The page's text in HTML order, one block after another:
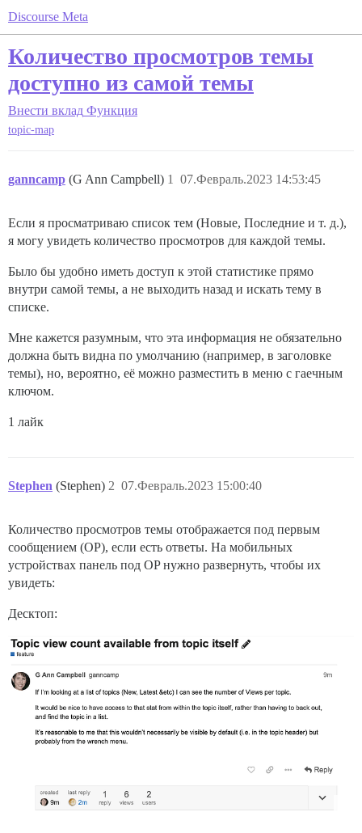
Discourse Meta
Количество просмотров темы
доступно из самой темы
Внести вклад Функция
topic-map
ganncamp (G Ann Campbell) 07.Февраль.2023 14:53:45
1
Если я просматриваю список тем (Новые, Последние и т. д.),
я могу увидеть количество просмотров для каждой темы.
Было бы удобно иметь доступ к этой статистике прямо
внутри самой темы, а не выходить назад и искать тему в
списке.
Мне кажется разумным, что эта информация не обязательно
должна быть видна по умолчанию (например, в заголовке
темы), но, вероятно, её можно разместить в меню с гаечным
ключом.
1 лайк
Stephen (Stephen) 07.Февраль.2023 15:00:40
2
Количество просмотров темы отображается под первым
сообщением (OP), если есть ответы. На мобильных
устройствах панель под OP нужно развернуть, чтобы их
увидеть:
Десктоп: